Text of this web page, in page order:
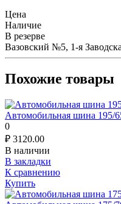
Цена
Наличие
В резерве
Вазовский №5, 1-я
Похожие товары
Автомобильная шина 195/
0
₽ 3120.00
В наличии
В закладки
К сравнению
Купить